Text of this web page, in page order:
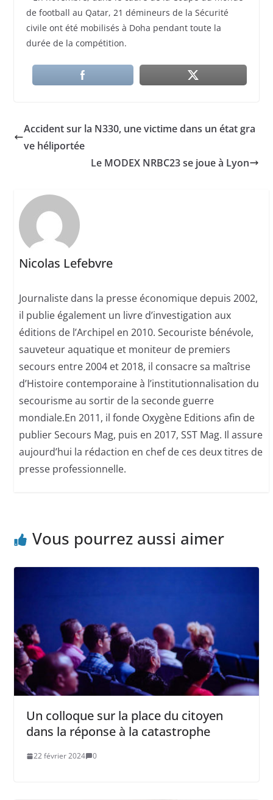
de football au Qatar, 21 démineurs de la Sécurité
civile ont été mobilisés à Doha pendant toute la
durée de la compétition.
Accident sur la N330, une victime dans un état gra
ve héliportée
Le MODEX NRBC23 se joue à Lyon
Nicolas Lefebvre
Journaliste dans la presse économique depuis 2002,
il publie également un livre d’investigation aux
éditions de l’Archipel en 2010. Secouriste bénévole,
sauveteur aquatique et moniteur de premiers
secours entre 2004 et 2018, il consacre sa maîtrise
d’Histoire contemporaine à l’institutionnalisation du
secourisme au sortir de la seconde guerre
mondiale.En 2011, il fonde Oxygène Editions afin de
publier Secours Mag, puis en 2017, SST Mag. Il assure
aujourd’hui la rédaction en chef de ces deux titres de
presse professionnelle.
Vous pourrez aussi aimer
Un colloque sur la place du citoyen
dans la réponse à la catastrophe
22 février 2024 0